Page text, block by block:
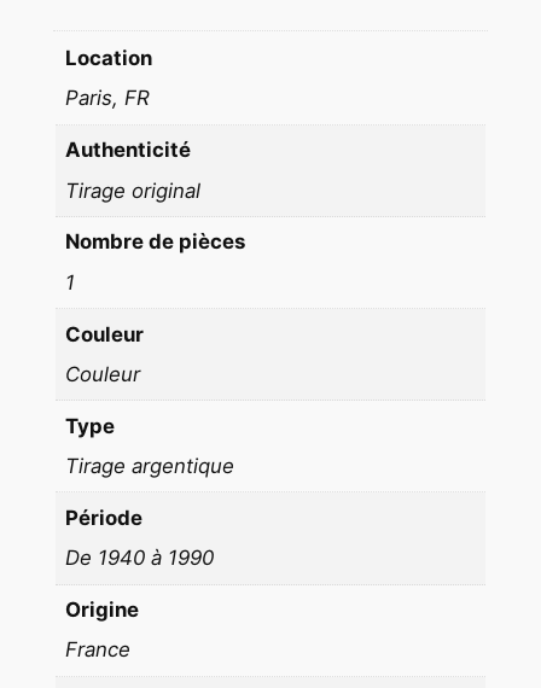
7
Location
Paris, FR
Authenticité
Tirage original
Nombre de pièces
1
Couleur
Couleur
Type
Tirage argentique
Période
De 1940 à 1990
Origine
France